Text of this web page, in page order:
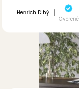
Henrich Dlhý
Overené